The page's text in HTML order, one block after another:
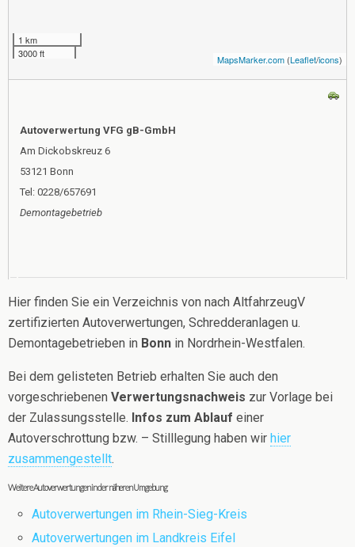
1 km
3000 ft
MapsMarker.com (Leaflet/icons)
Autoverwertung VFG gB-GmbH
Am Dickobskreuz 6
53121 Bonn
Tel: 0228/657691
Demontagebetrieb
Hier finden Sie ein Verzeichnis von nach AltfahrzeugV
zertifizierten Autoverwertungen, Schredderanlagen u.
Demontagebetrieben in Bonn in Nordrhein-Westfalen.
Bei dem gelisteten Betrieb erhalten Sie auch den
vorgeschriebenen Verwertungsnachweis zur Vorlage bei
der Zulassungsstelle. Infos zum Ablauf einer
Autoverschrottung bzw. – Stilllegung haben wir hier
zusammengestellt.
Weitere Autoverwertungen in der näheren Umgebung
Autoverwertungen im Rhein-Sieg-Kreis
Autoverwertungen im Landkreis Eifel